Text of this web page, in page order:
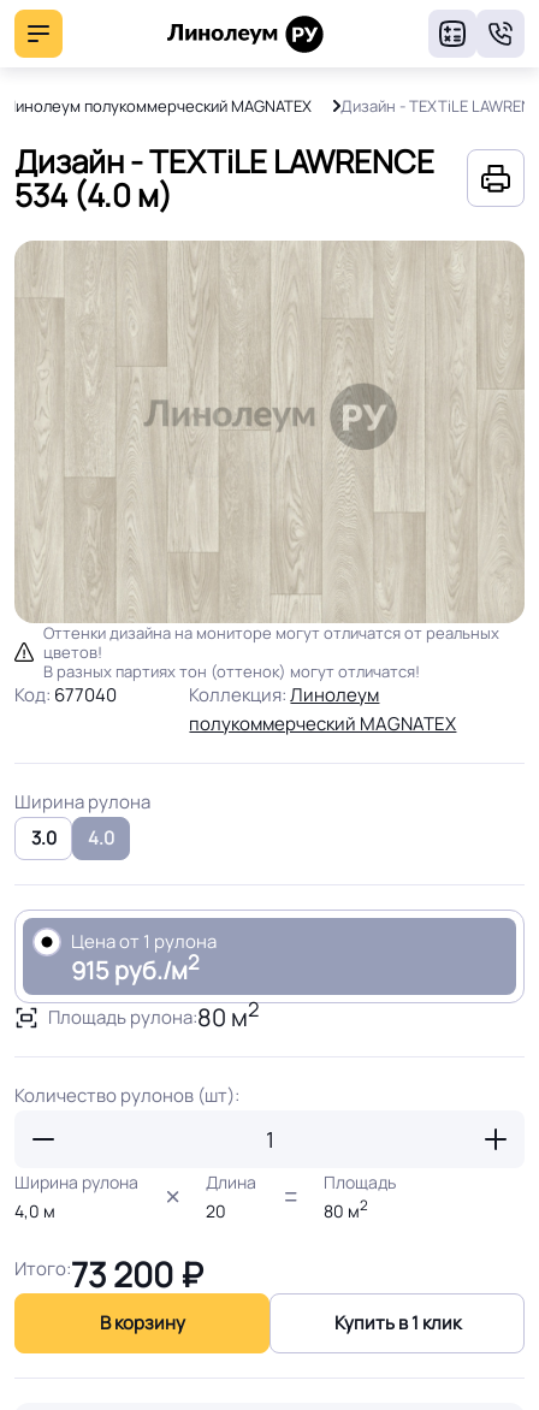
Линолеум полукоммерческий MAGNATEX Дизайн - TEXTiLE
Дизайн - TEXTiLE LAWRENCE
534 (4.0 м)
Оттенки дизайна на мониторе могут отличатся от реальных
цветов!
В разных партиях тон (оттенок) могут отличатся!
Код: 677040 Коллекция:Линолеум
полукоммерческий MAGNATEX
Ширина рулона
3.0
4.0
Цена от 1 рулона
915 руб./м2
Площадь рулона:80 м2
Количество рулонов (шт):
Ширина рулона
4,0 м
Длина
20
Площадь
80 м2
Итого:73 200 ₽
В корзину Купить в 1 клик